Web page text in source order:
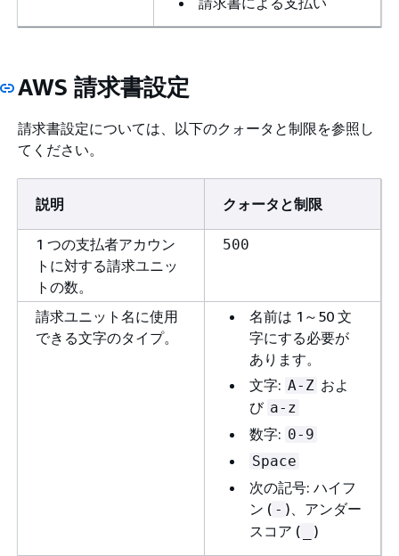
AWS 請求書設定
請求書設定については、以下のクォータと制限を参照し
てください。
説明 クォータと制限
1 つの支払者アカウン
トに対する請求ユニッ
トの数。
500
請求ユニット名に使用
できる文字のタイプ。
名前は 1～50 文
字にする必要が
あります。
文字: A-Z およ
び a-z
数字: 0-9
Space
次の記号: ハイフ
ン ( - )、アンダー
スコア (
)